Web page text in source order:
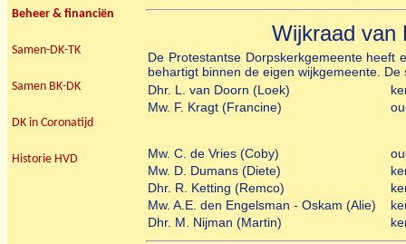
Beheer & financiën
Samen-DK-TK
Samen BK-DK
DK in Coronatijd
Historie HVD
Wijkraad van
De Protestantse Dorpskerkgemeente heeft
behartigt binnen de eigen wijkgemeente.
Dhr. L. van Doorn (Loek)
Mw. F. Kragt (Francine)
Mw. C. de Vries (Coby)
Mw. D. Dumans (Diete)
Dhr. R. Ketting (Remco)
Mw. A.E. den Engelsman - Oskam (Alie)
Dhr. M. Nijman (Martin)